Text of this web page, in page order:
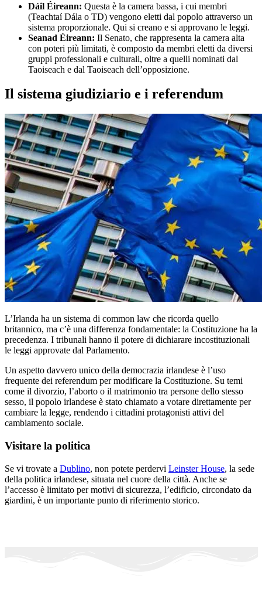
Dáil Éireann: Questa è la camera bassa, i cui membri
(Teachtaí Dála o TD) vengono eletti dal popolo attraverso un
sistema proporzionale. Qui si creano e si approvano le leggi.
Seanad Éireann: Il Senato, che rappresenta la camera alta
con poteri più limitati, è composto da membri eletti da diversi
gruppi professionali e culturali, oltre a quelli nominati dal
Taoiseach e dal Taoiseach dell’opposizione.
Il sistema giudiziario e i referendum
L’Irlanda ha un sistema di common law che ricorda quello
britannico, ma c’è una differenza fondamentale: la Costituzione ha la
precedenza. I tribunali hanno il potere di dichiarare incostituzionali
le leggi approvate dal Parlamento.
Un aspetto davvero unico della democrazia irlandese è l’uso
frequente dei referendum per modificare la Costituzione. Su temi
come il divorzio, l’aborto o il matrimonio tra persone dello stesso
sesso, il popolo irlandese è stato chiamato a votare direttamente per
cambiare la legge, rendendo i cittadini protagonisti attivi del
cambiamento sociale.
Visitare la politica
Se vi trovate a Dublino, non potete perdervi Leinster House, la sede
della politica irlandese, situata nel cuore della città. Anche se
l’accesso è limitato per motivi di sicurezza, l’edificio, circondato da
giardini, è un importante punto di riferimento storico.